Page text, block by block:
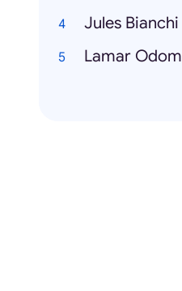
Jules Bianchi
Lamar Odom